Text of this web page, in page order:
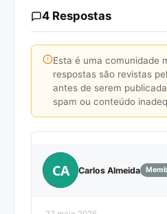
4 Respostas
Esta é uma comunidade
respostas são revistas
antes de serem
spam ou conteúdo
CA Carlos Almeida